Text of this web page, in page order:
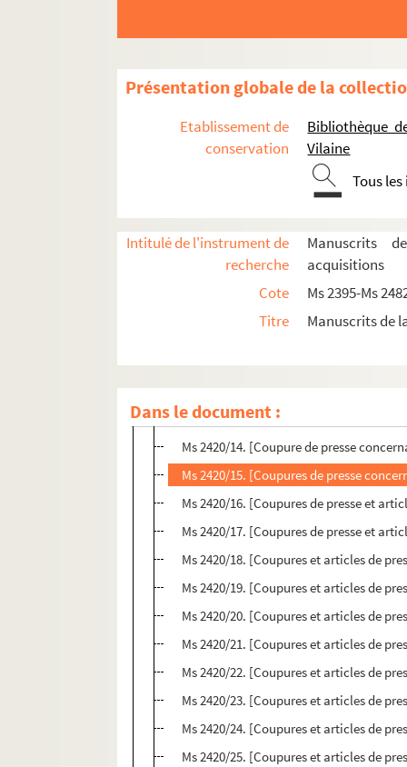
Présentation globale de la
Etablissement de
conservation
Bibliothèque
Vilaine
Tous
Intitulé de l'instrument de
recherche
Manuscrits
acquisitions
Cote
Ms 2395-Ms
Titre
Manuscrits de
Dans le document :
Ms 2420/01. [Coupures de presse,
Ms 2420/03. [Coupure de presse
Ms 2420/04. [Coupure de presse et
Ms 2420/05. [Coupures de presse et
Ms 2420/06. [Coupure de presse sur
Ms 2420/07. [Coupures de presse et
Ms 2420/08. [Coupures de presse
Ms 2420/11. [Coupures de presse et
Ms 2420/12. [Coupure de presse
Ms 2420/13. [Coupure de presse et
Ms 2420/14. [Coupure de presse
Ms 2420/15. [Coupures de presse
Ms 2420/16. [Coupures de presse et
Ms 2420/17. [Coupures de presse et
Ms 2420/18. [Coupures et articles de
Ms 2420/19. [Coupures et articles de
Ms 2420/20. [Coupures et articles de
Ms 2420/21. [Coupures et articles de
Ms 2420/22. [Coupures et articles de
Ms 2420/23. [Coupures et articles de
Ms 2420/24. [Coupures et articles de
Ms 2420/25. [Coupures et articles de